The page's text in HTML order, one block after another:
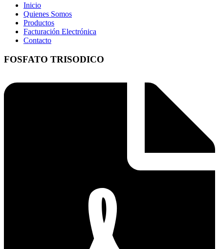
Inicio
Quienes Somos
Productos
Facturación Electrónica
Contacto
FOSFATO TRISODICO